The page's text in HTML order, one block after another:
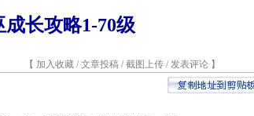
成长攻略1-70级
【 加入收藏 / 文章投稿 / 截图上传 / 发表评论 】